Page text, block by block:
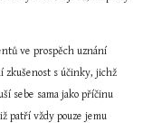
ve prospěch uznání
zkušenost s účinky, jichž
sebe sama jako příčinu
patří vždy pouze jemu